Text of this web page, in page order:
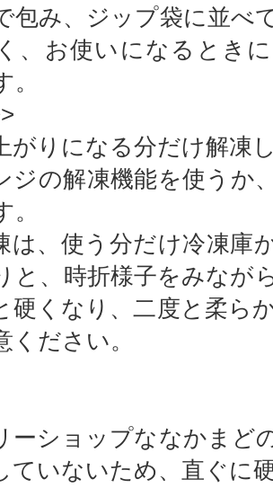
包み、ジップ袋に並べ
、お使いになるとき
がりになる分だけ解凍
ジの解凍機能を使うか
は、使う分だけ冷凍庫
と、時折様子をみなが
硬くなり、二度と柔ら
ください。
ーショップななかまど
ていないため、直ぐに